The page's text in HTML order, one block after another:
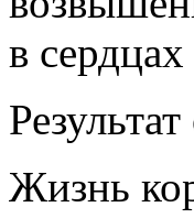
в
Жизнь